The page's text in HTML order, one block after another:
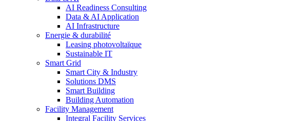
AI Readiness Consulting
Data & AI Application
AI Infrastructure
Energie & durabilité
Leasing photovoltaïque
Sustainable IT
Smart Grid
Smart City & Industry
Solutions DMS
Smart Building
Building Automation
Facility Management
Integral Facility Services